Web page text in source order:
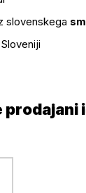
slovenskega
prodajani